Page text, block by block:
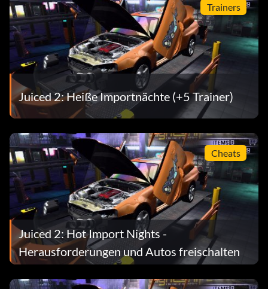
Trainers
Juiced 2: Heiße Importnächte (+5 Trainer)
Cheats
Juiced 2: Hot Import Nights -
Herausforderungen und Autos freischalten